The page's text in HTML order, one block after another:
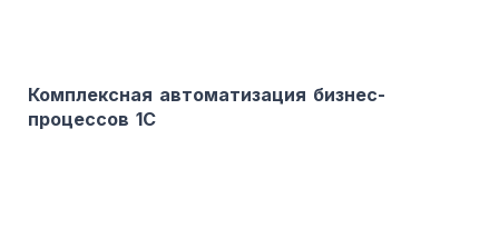
Комплексная автоматизация бизнес-
процессов 1С